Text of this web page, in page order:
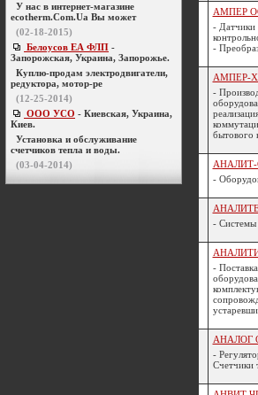
У нас в интернет-магазине
ecotherm.Com.Ua Вы может
(02-18-2015)
Белоусов ЕА ФЛП -
Запорожская, Украина, Запорожье.
Куплю-продам электродвигатели,
редуктора, мотор-ре
(12-25-2014)
ООО УСО - Киевская, Украина,
Киев.
Установка и обслуживание
счетчиков тепла и воды.
(03-04-2014)
АМПЕР
- Датчики
-
АМПЕР-
-
бытового
-
-
-
АНАЛОГ
-
Счетчики